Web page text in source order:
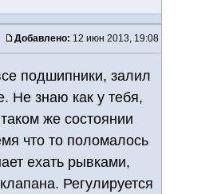
Добавлено: 12 июн 2013, 19:08
подшипники, залил
Не знаю как у тебя,
же состоянии
что то поломалось
ехать рывками,
Регулируется